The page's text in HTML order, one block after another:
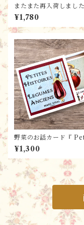
またまた再入荷しま
プロヴァンスプリント
0-EV ハンドメイド素
地 エクル・ヴェール（
¥1,780
野菜のお話カード『
Histoires de
ens 野菜の昔話』 パリ雑
貨・フレンチレトロ ・
ス語学習・カード／
スMarc Vidal 社
¥1,300